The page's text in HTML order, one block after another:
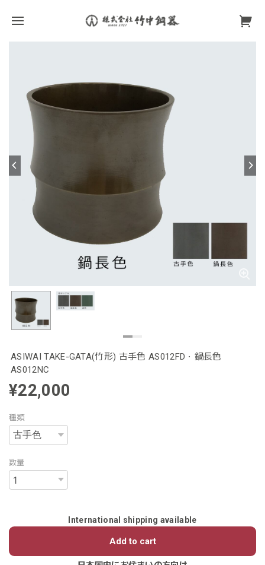
ASIWAI TAKE‐GATA(竹形) 古手色 AS012FD・鍋長色
AS012NC
¥22,000
種類
数量
International shipping available
Add to cart